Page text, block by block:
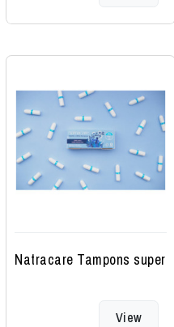
Natracare Tampons super
View